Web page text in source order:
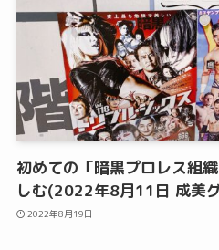
初めての「暗黒プロレス組
しむ(2022年8月11日 成美
2022年8月19日